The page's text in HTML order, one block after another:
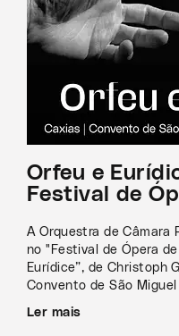
Orfeu e
Festival de
A Orquestra de Câmara
no "Festival de Ópera
Eurídice”, de Christoph
Convento de São
Ler mais